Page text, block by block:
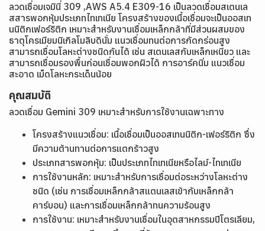
ลวดเชื่อมเจมินี่ 309 ,AWS A5.4 E309-16 เป็นลวดเชื่อมสเตนเล
สสารพอกหุ้มประเภทไทเทเนีย โครงสร้างของเนื้อเชื่อมจะเป็นออสเท
นนิติกเฟอร์ริติก เหมาะสำหรับงานเชื่อมเหล็กกล้าที่มีส่วนผสมของ
ธาตุโครเมียมนิเกิลโมลิบดินั่ม แนวเชื่อมทนต่อการกัดกร่อนสูง
สามารถเชื่อมโลหะต่างชนิดกันได้ เช่น สเตนเลสกับเหล็กเหนียว และ
สามารถเชื่อมรองพื้นก่อนเชื่อมพอกผิวได้ การอาร์คนิ่ม แนวเชื่อม
สะอาด เม็ดโลหะกระเด็นน้อย
คุณสมบัติ
ลวดเชื่อม Gemini 309 เหมาะสำหรับการใช้งานเฉพาะทาง
โครงสร้างแนวเชื่อม: เนื้อเชื่อมเป็นออสเทนนิติก-เฟอร์ริติก ซึ่ง
มีความต้านทานต่อการแตกร้าวสูง
ประเภทสารพอกหุ้ม: เป็นประเภทไทเทเนียหรือไลม์-ไทเทเนีย
การใช้งานหลัก: เหมาะสำหรับการเชื่อมต่อระหว่างโลหะต่าง
ชนิด (เช่น การเชื่อมเหล็กกล้าสแตนเลสเข้ากับเหล็กกล้า
คาร์บอน) และการเชื่อมเหล็กกล้าทนความร้อนสูง
การใช้งาน: เหมาะสำหรับงานเชื่อมในอุตสาหกรรมปิโตรเลียม,